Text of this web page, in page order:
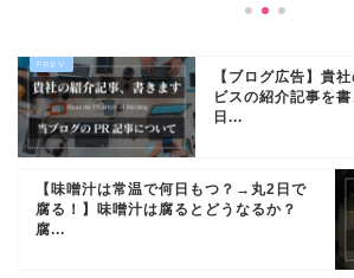
【ブログ広告】貴
ビスの紹介記事を
日...
【味噌汁は常温で何日もつ？→丸2日で
腐る！】味噌汁は腐るとどうなるか？
腐...